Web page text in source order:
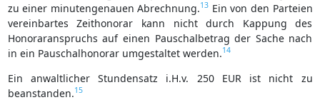
zu einer minutengenauen Abrechnung.13 Ein von den Parteien
vereinbartes Zeithonorar kann nicht durch Kappung des
Honoraranspruchs auf einen Pauschalbetrag der Sache nach
in ein Pauschalhonorar umgestaltet werden.14
Ein anwaltlicher Stundensatz i.H.v. 250 EUR ist nicht zu
beanstanden.15